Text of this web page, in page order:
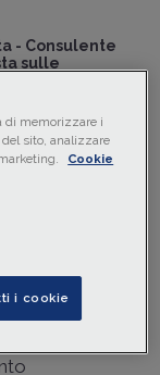
- Consulente
sulle
Sociali ha
di memorizzare i
sito, analizzare
Cookie
i cookie